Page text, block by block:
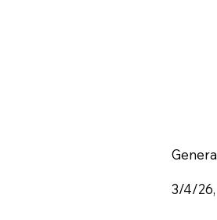
3/4/26,